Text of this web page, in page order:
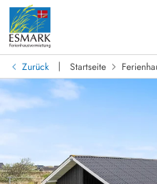
Zurück | Startseite